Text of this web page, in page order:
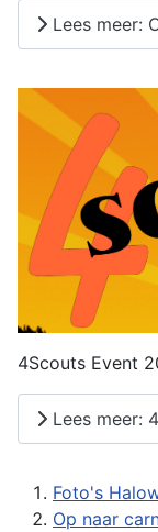
Lees meer:
4Scouts Event
Lees meer:
Foto's
Op naar